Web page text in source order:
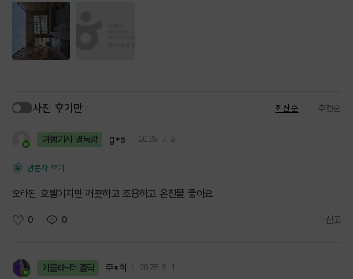
사진 후기만 최신순 추천순
여행기사 열독왕 g*s 2026. 7. 3.
방문자 후기
오래됟 호텔이지만 깨끗하고 조용하고 온천물 좋아요
0 0 신고
가볼래-터 홀릭 주*희 2025. 9. 1.